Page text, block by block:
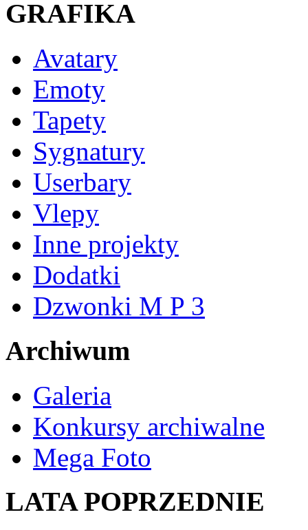
GRAFIKA
Avatary
Emoty
Tapety
Sygnatury
Userbary
Vlepy
Inne projekty
Dodatki
Dzwonki M P 3
Archiwum
Galeria
Konkursy archiwalne
Mega Foto
LATA POPRZEDNIE